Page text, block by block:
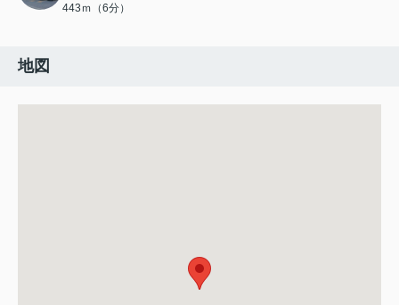
443ｍ（6分）
地図